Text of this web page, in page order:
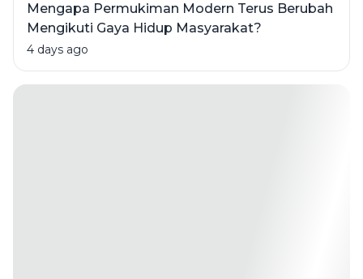
Mengapa Permukiman Modern Terus Berubah
Mengikuti Gaya Hidup Masyarakat?
4 days ago